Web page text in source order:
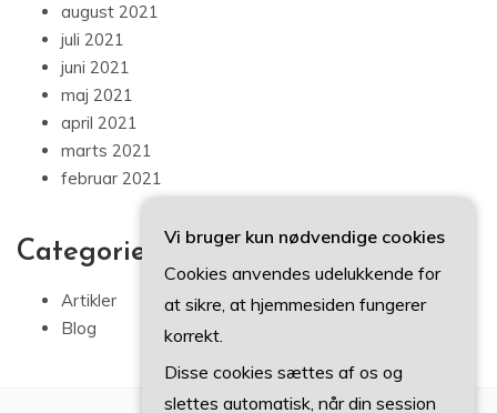
august 2021
juli 2021
juni 2021
maj 2021
april 2021
marts 2021
februar 2021
Categories
Artikler
Blog
Vi bruger kun nødvendige cookies
Cookies anvendes udelukkende for
at sikre, at hjemmesiden fungerer
korrekt.
Disse cookies sættes af os og
slettes automatisk, når din session